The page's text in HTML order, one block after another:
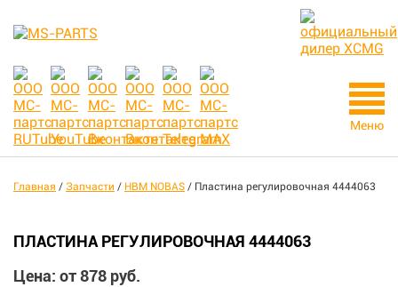
Меню
Главная / Запчасти / HBM NOBAS / Пластина регулировочная 4444063
ПЛАСТИНА РЕГУЛИРОВОЧНАЯ 4444063
Цена: от878 руб.